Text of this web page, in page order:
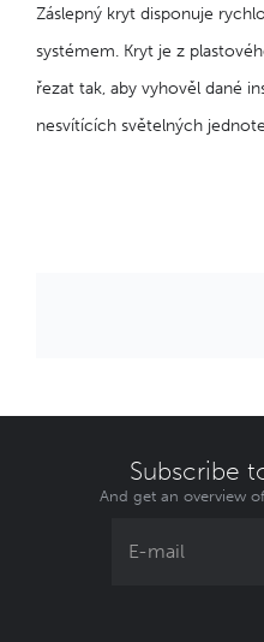
Záslepný kryt disponuje
systémem. Kryt je z
řezat tak, aby vyhověl dané
nesvítících světelných
Subscribe
And get an overview